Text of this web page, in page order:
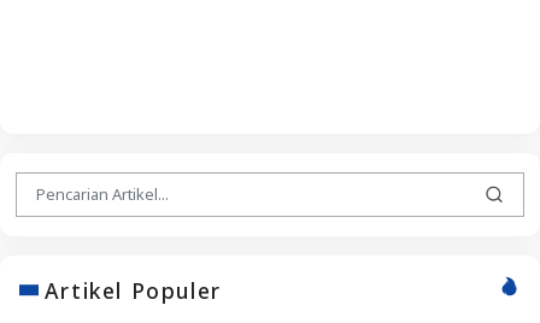
Artikel Populer